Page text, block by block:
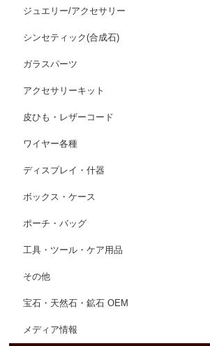
ジュエリー/アクセサリー
シンセティック(合成石)
ガラスパーツ
アクセサリーキット
皮ひも・レザーコード
ワイヤー各種
ディスプレイ・什器
ボックス・ケース
ポーチ・バッグ
工具・ツール・ケア用品
その他
宝石・天然石・鉱石 OEM
メディア情報